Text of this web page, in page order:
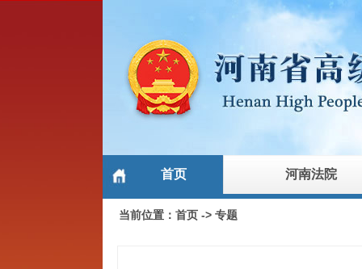
首页 河南法院
当前位置： 首页-> 专题